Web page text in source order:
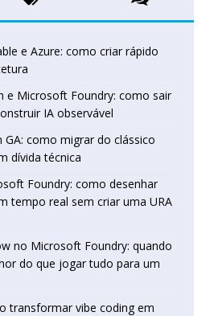
e Azure: como criar rápido
e Microsoft Foundry: como sair
IA observável
como migrar do clássico
dívida técnica
Foundry: como desenhar
tempo real sem criar uma URA
no Microsoft Foundry: quando
do que jogar tudo para um
transformar vibe coding em